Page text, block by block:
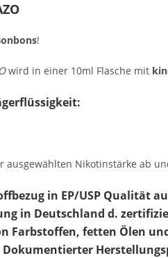
!
wird in einer 10ml Flasche mit
ausgewählten Nikotinstärke ab
in EP/USP Qualität
in Deutschland d.
Farbstoffen, fetten Ölen
Dokumentierter